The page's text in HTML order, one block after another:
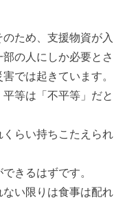
ため、支援物資が入
の人にしか必要とさ
では起きています。
等は「不平等」だと
らい持ちこたえられ
きるはずです。
い限りは食事は配れ